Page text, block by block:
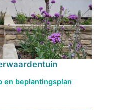
en beplantingsplan